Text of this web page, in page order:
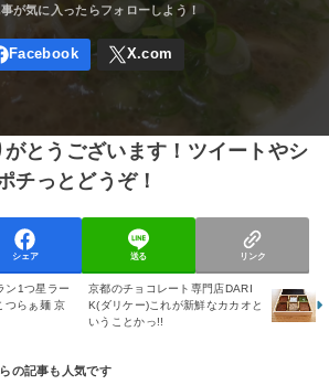
とうございます！ツイートやシ
チっとどうぞ！
シェア 送る リンク
ン1つ星ラー
つらぁ麺 京
京都のチョコレート専門店DARI
K(ダリケー)これが新鮮なカカオと
いうことかっ!!